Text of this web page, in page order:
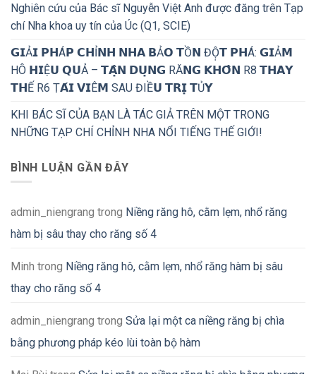
Nghiên cứu của Bác sĩ Nguyễn Việt Anh được đăng trên Tạp
chí Nha khoa uy tín của Úc (Q1, SCIE)
𝗚𝗜Ả𝗜 𝗣𝗛Á𝗣 𝗖𝗛Ỉ𝗡𝗛 𝗡𝗛𝗔 𝗕Ả𝗢 𝗧Ồ𝗡 ĐỘ̣𝗧 𝗣𝗛Á: 𝗚𝗜Ả𝗠
HÔ 𝗛𝗜Ệ𝗨 𝗤𝗨Ả – 𝗧𝗔̣̂𝗡 𝗗𝗨̣𝗡𝗚 RĂ𝗡𝗚 𝗞𝗛𝗢̂𝗡 R8 𝗧𝗛𝗔𝗬
𝗧𝗛Ế R6 Ṭ𝗔́𝗜 𝗩𝗜Ê𝗠 SAU ĐIỀ𝗨 𝗧𝗥𝗜̣ 𝗧Ủ𝗬
KHI BÁC SĨ CỦA BẠN LÀ TÁC GIẢ TRÊN MỘT TRONG
NHỮNG TẠP CHÍ CHỈNH NHA NỔI TIẾNG THẾ GIỚI!
BÌNH LUẬN GẦN ĐÂY
admin_niengrang trong Niềng răng hô, cằm lẹm, nhổ răng
hàm bị sâu thay cho răng số 4
Minh trong Niềng răng hô, cằm lẹm, nhổ răng hàm bị sâu
thay cho răng số 4
admin_niengrang trong Sửa lại một ca niềng răng bị chìa
bằng phương pháp kéo lùi toàn bộ hàm